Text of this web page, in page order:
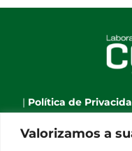
Valorizamos a
| Política de